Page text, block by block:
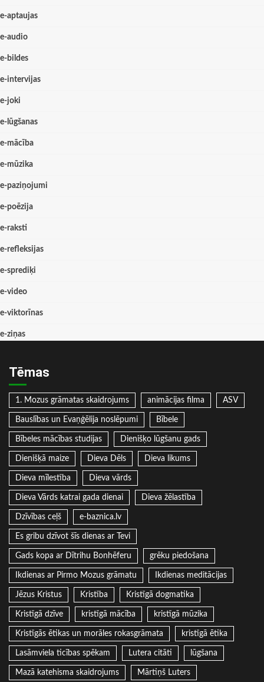
e-aptaujas
e-audio
e-bildes
e-intervijas
e-joki
e-lūgšanas
e-mācība
e-mūzika
e-paziņojumi
e-poēzija
e-raksti
e-refleksijas
e-sprediķi
e-video
e-viktorīnas
e-ziņas
Tēmas
1. Mozus grāmatas skaidrojums animācijas filma ASV
Bauslības un Evaņģēlija noslēpumi Bībele
Bībeles mācības studijas Dienišķo lūgšanu gads
Dienišķā maize Dieva Dēls Dieva likums
Dieva mīlestība Dieva vārds
Dieva Vārds katrai gada dienai Dieva žēlastība
Dzīvības ceļš e-baznica.lv
Es gribu dzīvot šīs dienas ar Tevi
Gads kopa ar Dītrihu Bonhēferu grēku piedošana
Ikdienas ar Pirmo Mozus grāmatu Ikdienas meditācijas
Jēzus Kristus Kristība Kristīgā dogmatika
Kristīgā dzīve kristīgā mācība kristīgā mūzika
Kristīgās ētikas un morāles rokasgrāmata kristīgā ētika
Lasāmviela ticības spēkam Lutera citāti lūgšana
Mazā katehisma skaidrojums Mārtiņš Luters